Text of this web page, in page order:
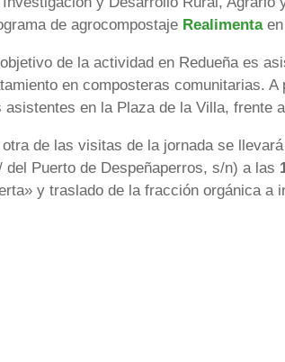
de agrocompostaje Realimentaen
de la actividad en Redueña es
en composteras comunitarias. A
asistentes en la Plaza de la Villa, frente
otra de las visitas de la jornada se
del Puerto de Despeñaperros, s/n) a las
y traslado de la fracción orgánica a